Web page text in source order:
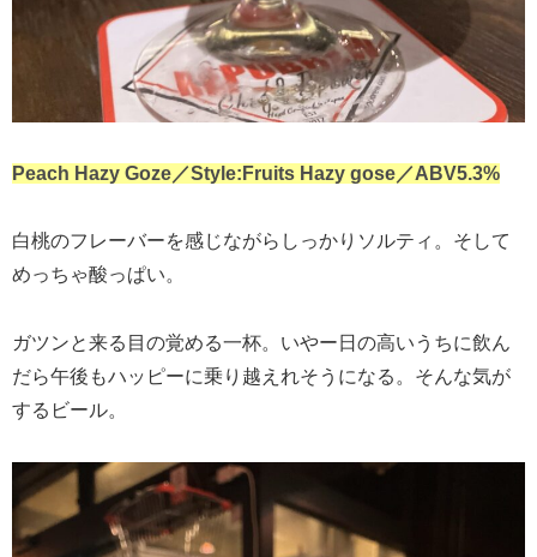
Peach Hazy Goze／Style:Fruits Hazy gose／ABV5.3%
白桃のフレーバーを感じながらしっかりソルティ。そして
めっちゃ酸っぱい。
ガツンと来る目の覚める一杯。いやー日の高いうちに飲ん
だら午後もハッピーに乗り越えれそうになる。そんな気が
するビール。